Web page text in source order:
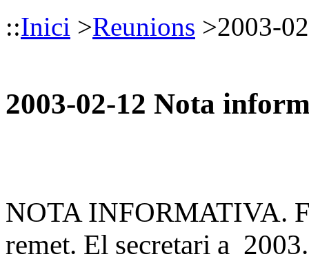
::Inici >Reunions >2003-
2003-02-12 Nota
NOTA INFORMATIVA.
remet. El secretari a